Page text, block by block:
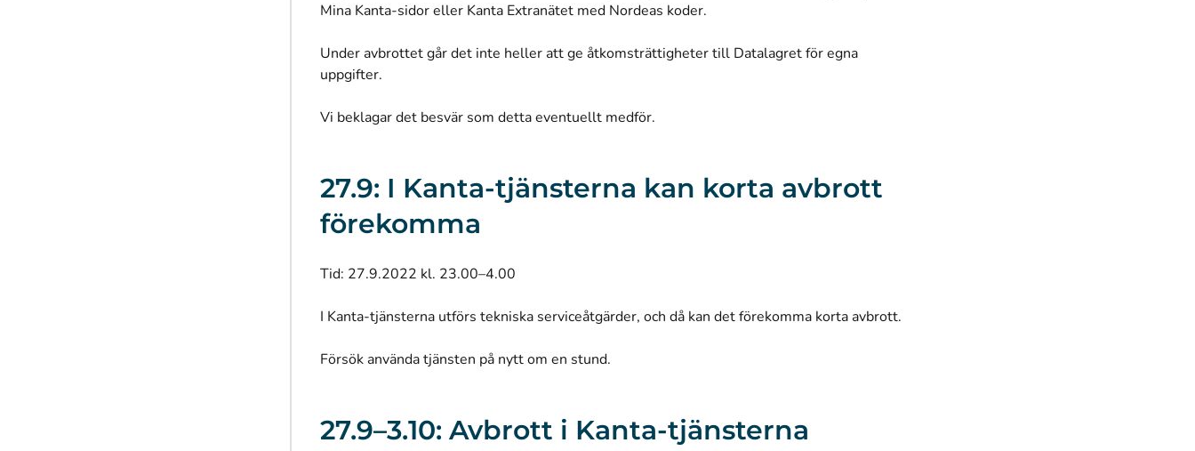
Mina Kanta-sidor eller Kanta Extranätet med Nordeas koder.
Under avbrottet går det inte heller att ge åtkomsträttigheter till Datalagret för egna
uppgifter.
Vi beklagar det besvär som detta eventuellt medför.
27.9: I Kanta-tjänsterna kan korta avbrott
förekomma
Tid: 27.9.2022 kl. 23.00–4.00
I Kanta-tjänsterna utförs tekniska serviceåtgärder, och då kan det förekomma korta avbrott.
Försök använda tjänsten på nytt om en stund.
27.9–3.10: Avbrott i Kanta-tjänsterna